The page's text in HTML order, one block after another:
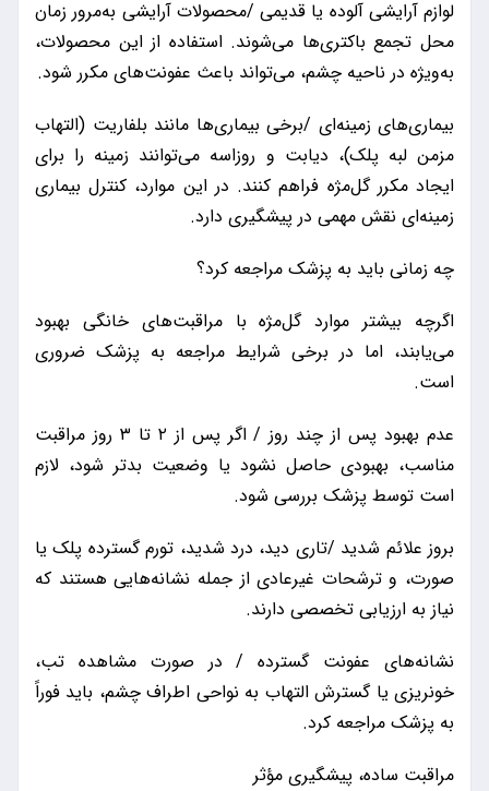
لوازم آرایشی آلوده یا قدیمی /محصولات آرایشی به‌مرور زمان
محل تجمع باکتری‌ها می‌شوند. استفاده از این محصولات،
به‌ویژه در ناحیه چشم، می‌تواند باعث عفونت‌های مکرر شود.
بیماری‌های زمینه‌ای /برخی بیماری‌ها مانند بلفاریت (التهاب
مزمن لبه پلک)، دیابت و روزاسه می‌توانند زمینه را برای
ایجاد مکرر گل‌مژه فراهم کنند. در این موارد، کنترل بیماری
زمینه‌ای نقش مهمی در پیشگیری دارد.
چه زمانی باید به پزشک مراجعه کرد؟
اگرچه بیشتر موارد گل‌مژه با مراقبت‌های خانگی بهبود
می‌یابند، اما در برخی شرایط مراجعه به پزشک ضروری
است.
عدم بهبود پس از چند روز / اگر پس از ۲ تا ۳ روز مراقبت
مناسب، بهبودی حاصل نشود یا وضعیت بدتر شود، لازم
است توسط پزشک بررسی شود.
بروز علائم شدید /تاری دید، درد شدید، تورم گسترده پلک یا
صورت، و ترشحات غیرعادی از جمله نشانه‌هایی هستند که
نیاز به ارزیابی تخصصی دارند.
نشانه‌های عفونت گسترده / در صورت مشاهده تب،
خونریزی یا گسترش التهاب به نواحی اطراف چشم، باید فوراً
به پزشک مراجعه کرد.
مراقبت ساده، پیشگیری مؤثر